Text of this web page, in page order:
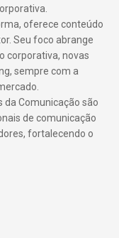
oferece conteúdo
Seu foco abrange
corporativa, novas
sempre com a
da Comunicação são
de comunicação
fortalecendo o